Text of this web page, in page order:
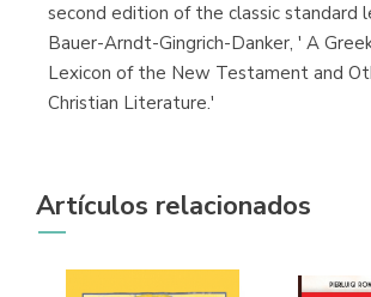
second edition of the classic standard
Bauer-Arndt-Gingrich-Danker, ' A
Lexicon of the New Testament and
Christian Literature.'
Artículos relacionados